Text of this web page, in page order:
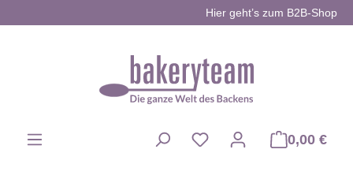
Hier geht’s zum B2B-Shop
0,00 €